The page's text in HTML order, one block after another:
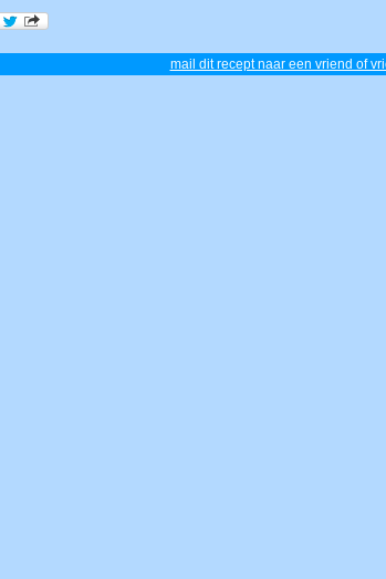
mail dit recept naar een vriend of